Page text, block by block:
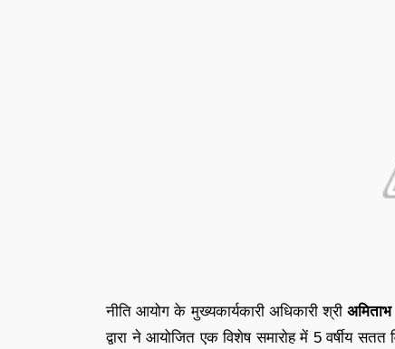
नीति आयोग के मुख्‍यकार्यकारी अधिकारी श्री
द्वारा ने आयोजित एक विशेष समारोह में 5 वर्षीय